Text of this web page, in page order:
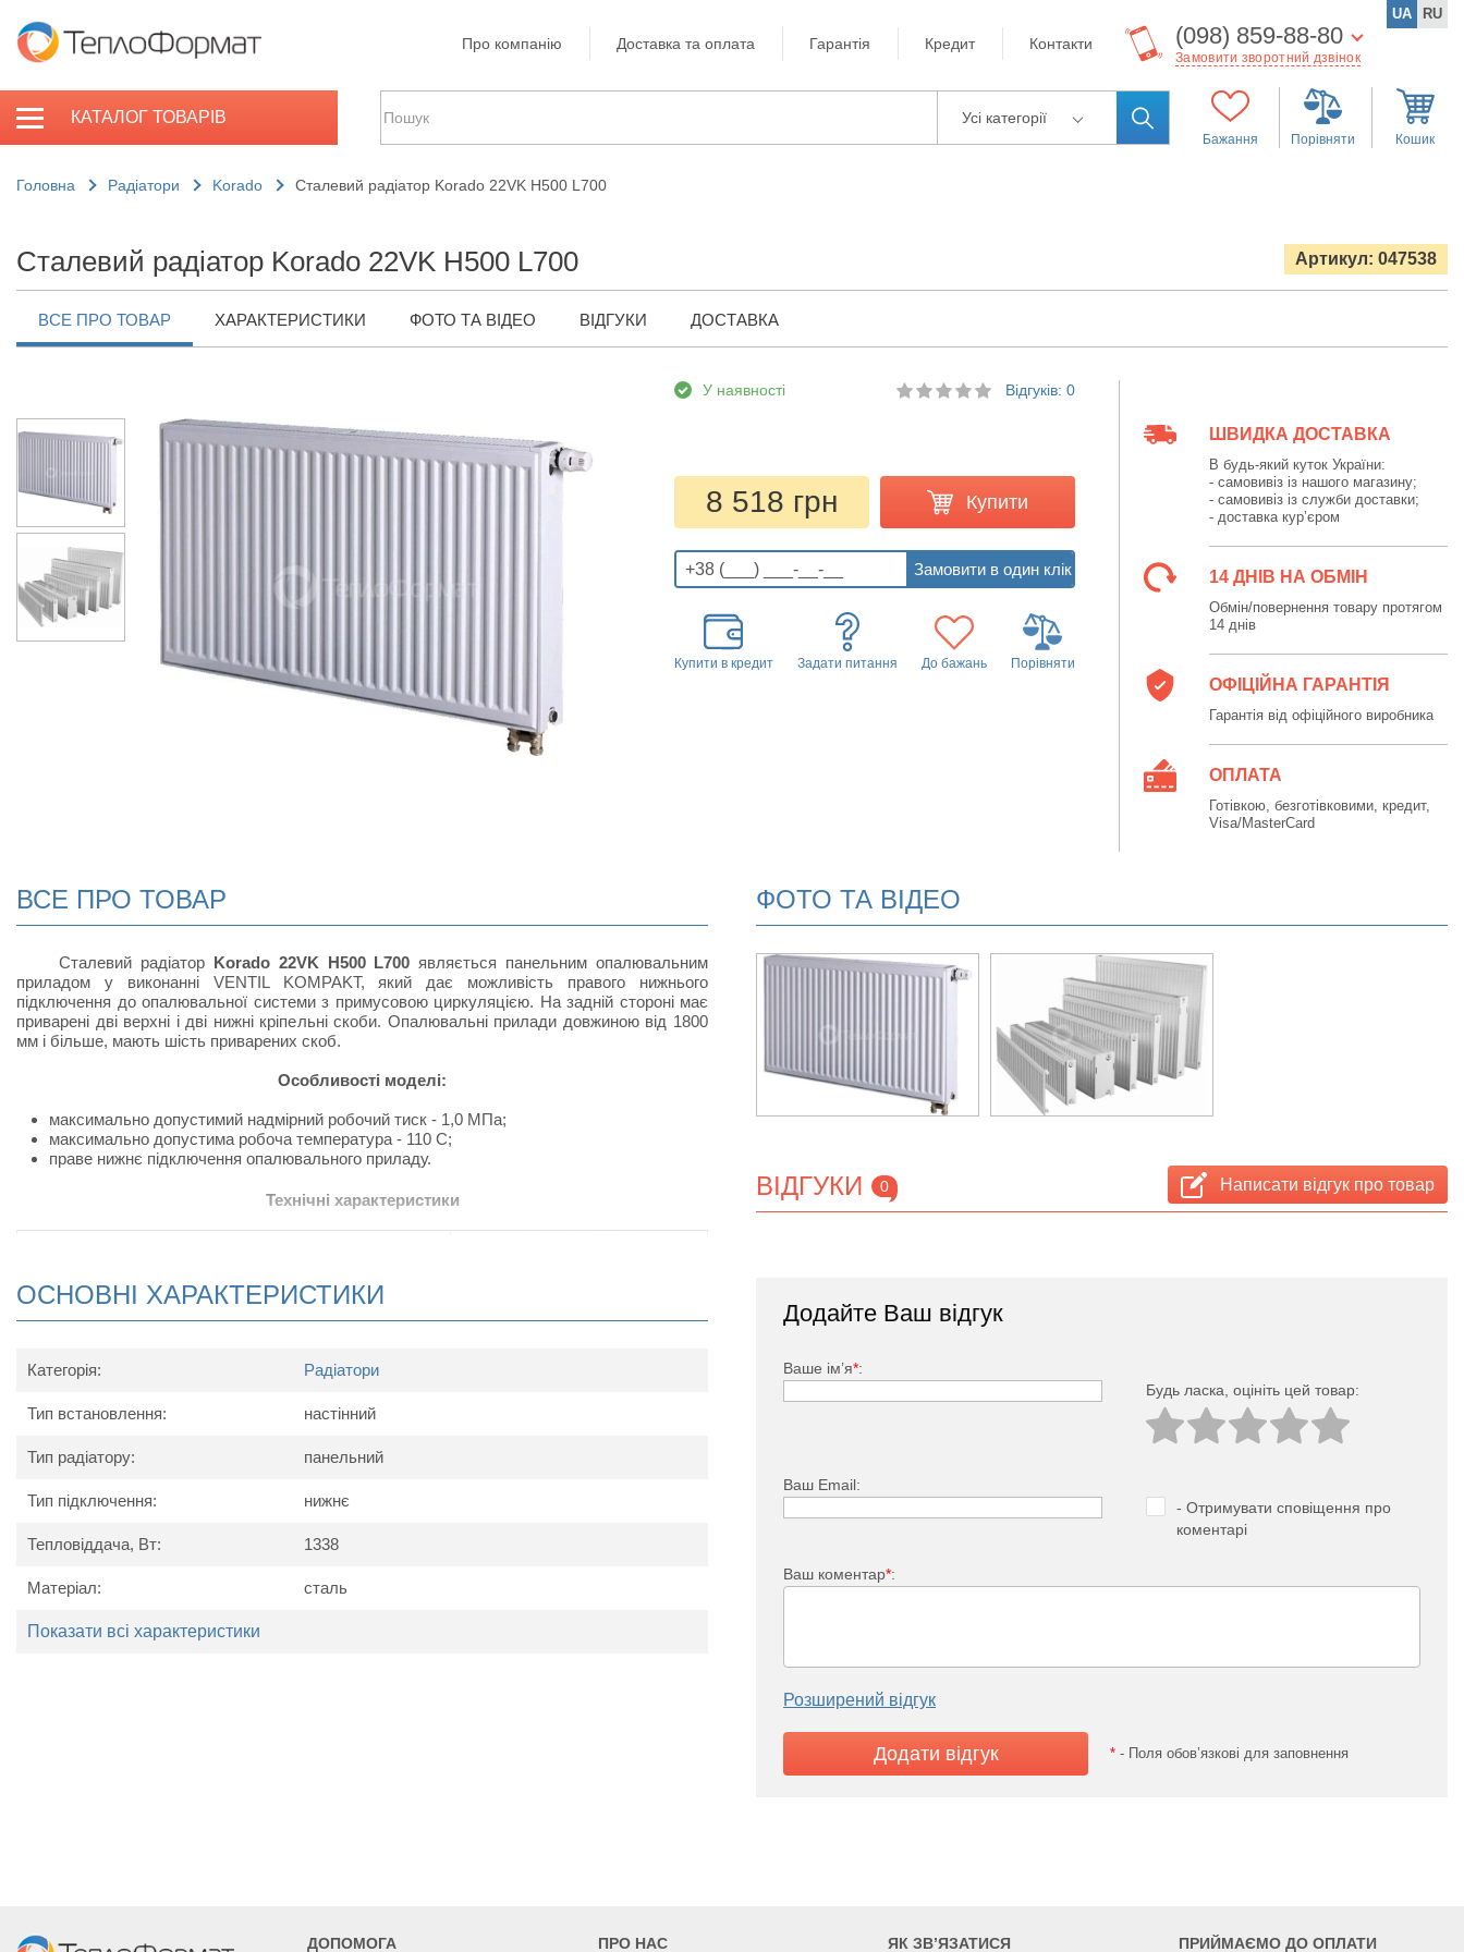
Про компанію Доставка та оплата Гарантія Кредит Контакти (098) 859-88-80
Замовити зворотний дзвінок
UA RU
КАТАЛОГ ТОВАРІВ Усі категорії
Бажання Порівняти Кошик
Головна Радіатори Korado Сталевий радіатор Korado 22VK H500 L700
Сталевий радіатор Korado 22VK H500 L700 Артикул: 047538
ВСЕ ПРО ТОВАР ХАРАКТЕРИСТИКИ ФОТО ТА ВІДЕО ВІДГУКИ ДОСТАВКА
У наявності Відгуків: 0
8 518 грн Купити
Купити в кредит Задати питання До бажань Порівняти
ШВИДКА ДОСТАВКА
В будь-який куток України:
- самовивіз із нашого магазину;
- самовивіз із служби доставки;
- доставка кур’єром
14 ДНІВ НА ОБМІН
Обмін/повернення товару протягом
14 днів
ОФІЦІЙНА ГАРАНТІЯ
Гарантія від офіційного виробника
ОПЛАТА
Готівкою, безготівковими, кредит,
Visa/MasterCard
ВСЕ ПРО ТОВАР
Сталевий радіатор Korado 22VK H500 L700 являється панельним опалювальним
приладом у виконанні VENTIL KOMPAKT, який дає можливість правого нижнього
підключення до опалювальної системи з примусовою циркуляцією. На задній стороні має
приварені дві верхні і дві нижні кріпельні скоби. Опалювальні прилади довжиною від 1800
мм і більше, мають шість приварених скоб.
Особливості моделі:
максимально допустимий надмірний робочий тиск - 1,0 МПа;
максимально допустима робоча температура - 110 С;
праве нижнє підключення опалювального приладу.
Технічні характеристики
Максимальна температура носія, ºС
Максимальний робочий тиск, бар
Підключення
Висота, мм
Глибина, мм
Вага, кг
ОСНОВНІ ХАРАКТЕРИСТИКИ
Категорія: Радіатори
Тип встановлення: настінний
Тип радіатору: панельний
Тип підключення: нижнє
Тепловіддача, Вт: 1338
Матеріал: сталь
Показати всі характеристики
ФОТО ТА ВІДЕО
ВІДГУКИ 0 Написати відгук про товар
Додайте Ваш відгук
Ваше ім’я*:
Будь ласка, оцініть цей товар:
Ваш Email:
- Отримувати сповіщення про
коментарі
Ваш коментар*:
Розширений відгук
* - Поля обов’язкові для заповнення
ДОПОМОГА ПРО НАС ЯК ЗВ’ЯЗАТИСЯ ПРИЙМАЄМО ДО ОПЛАТИ